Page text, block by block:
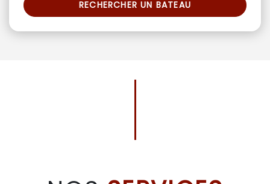
RECHERCHER UN BATEAU